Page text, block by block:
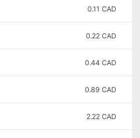
0.11 CAD
0.22 CAD
0.44 CAD
0.89 CAD
2.22 CAD